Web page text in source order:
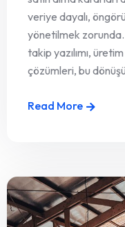
veriye dayalı,
yönetilmek
takip yazılımı,
çözümleri, bu
Read More